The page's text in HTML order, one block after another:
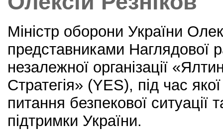
Міністр оборони України
представниками Наглядової
незалежної організації
Стратегія» (YES), під час
питання безпекової ситуації
підтримки України.